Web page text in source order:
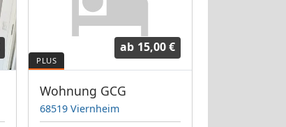
ab 15,00 €
Wohnung GCG
68519 Viernheim